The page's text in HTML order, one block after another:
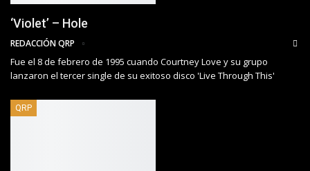
‘Violet’ – Hole
REDACCIÓN QRP
Fue el 8 de febrero de 1995 cuando Courtney Love y su grupo
lanzaron el tercer single de su exitoso disco 'Live Through This'
QRP